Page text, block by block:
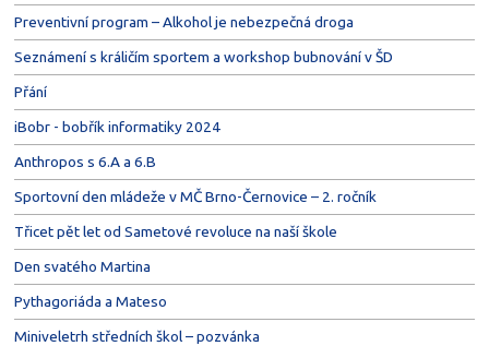
Preventivní program – Alkohol je nebezpečná droga
Seznámení s králičím sportem a workshop bubnování v ŠD
Přání
iBobr - bobřík informatiky 2024
Anthropos s 6.A a 6.B
Sportovní den mládeže v MČ Brno-Černovice – 2. ročník
Třicet pět let od Sametové revoluce na naší škole
Den svatého Martina
Pythagoriáda a Mateso
Miniveletrh středních škol – pozvánka